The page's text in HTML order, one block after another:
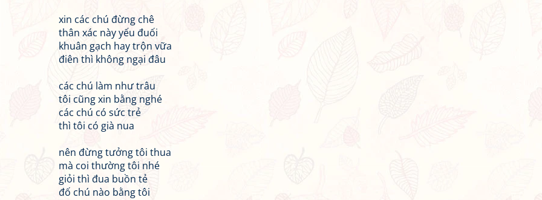
xin các chú đừng chê
thân xác này yếu đuối
khuân gạch hay trộn vữa
điên thì không ngại đâu
các chú làm như trâu
tôi cũng xin bằng nghé
các chú có sức trẻ
thì tôi có già nua
nên đừng tưởng tôi thua
mà coi thường tôi nhé
giỏi thì đua buồn tẻ
đố chú nào bằng tôi